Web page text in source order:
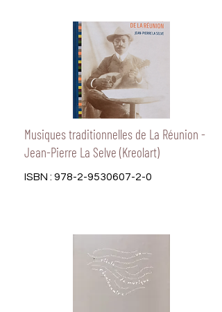
Musiques traditionnelles de La Réunion -
Jean-Pierre La Selve (Kreolart)
ISBN : 978-2-9530607-2-0